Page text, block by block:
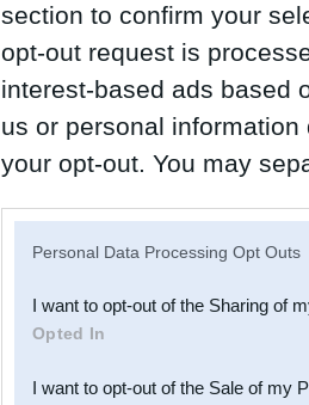
section to confirm your
opt-out request is
interest-based ads based
us or personal
your opt-out. You may
Downstream Participants
third parties.
Personal Data Processing Opt Outs
I want to opt-out of the Sharing of
Opted In
I want to opt-out of the Sale of my